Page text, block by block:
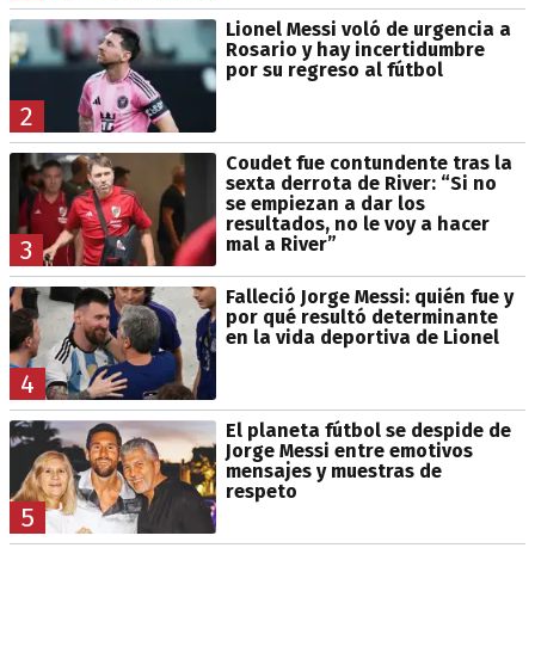
2
Lionel Messi voló de urgencia a
Rosario y hay incertidumbre
por su regreso al fútbol
3
Coudet fue contundente tras la
sexta derrota de River: “Si no
se empiezan a dar los
resultados, no le voy a hacer
mal a River”
4
Falleció Jorge Messi: quién fue y
por qué resultó determinante
en la vida deportiva de Lionel
5
El planeta fútbol se despide de
Jorge Messi entre emotivos
mensajes y muestras de
respeto